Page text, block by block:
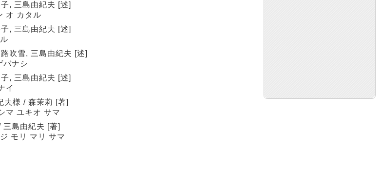
, 三島由紀夫 [述]
オ カタル
, 三島由紀夫 [述]
吹雪, 三島由紀夫 [述]
バナシ
, 三島由紀夫 [述]
イ
夫様 / 森茉莉 [著]
マ ユキオ サマ
三島由紀夫 [著]
モリ マリ サマ